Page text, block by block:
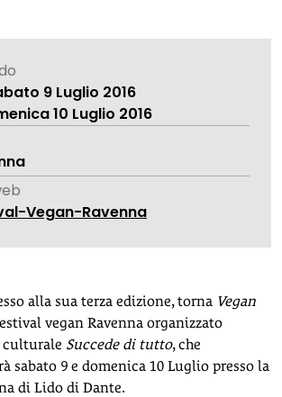
9 Luglio 2016
10 Luglio 2016
Vegan-Ravenna
alla sua terza edizione, torna Vegan
vegan Ravenna organizzato
culturale Succede di tutto, che
sabato 9 e domenica 10 Luglio presso la
di Lido di Dante.